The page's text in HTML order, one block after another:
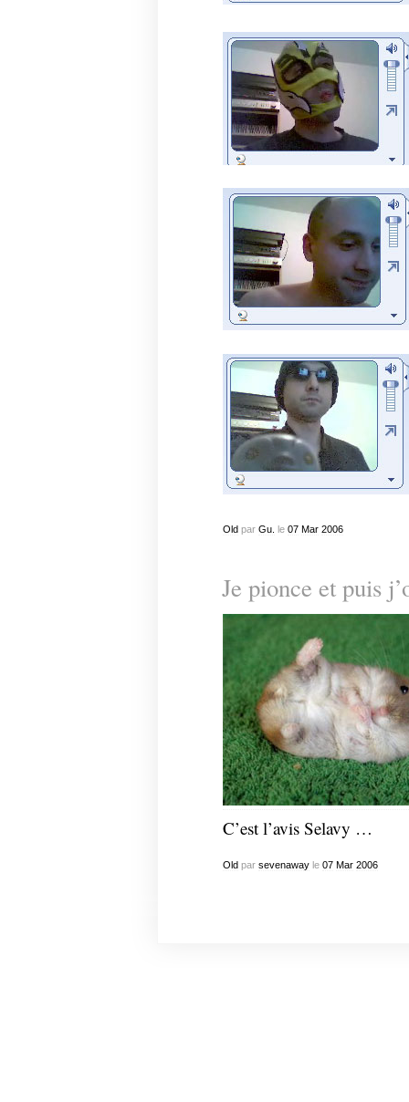
Old par Gu. le 07 Mar 2006
Je pionce et puis
C’est l’avis Selavy …
Oldpar sevenawayle 07 Mar 2006